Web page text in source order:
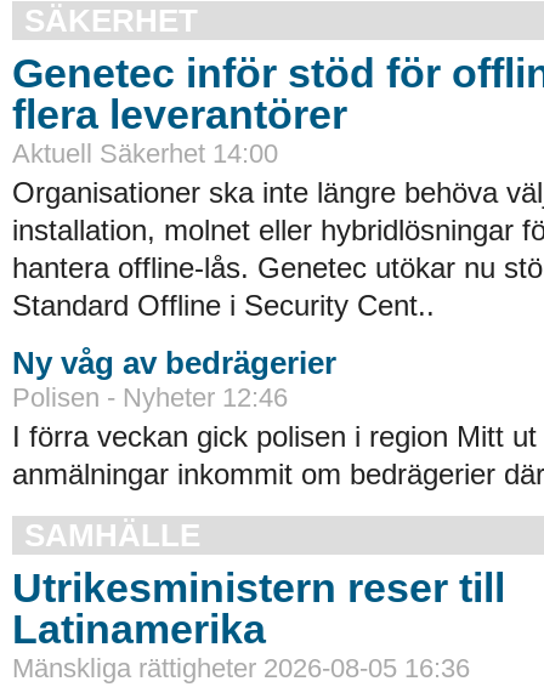
SÄKERHET
Genetec inför stöd för
flera leverantörer
Aktuell Säkerhet 14:00
Organisationer ska inte längre behöva
installation, molnet eller hybridlösningar
hantera offline-lås. Genetec utökar nu
Standard Offline i Security Cent..
Ny våg av bedrägerier
Polisen - Nyheter 12:46
I förra veckan gick polisen i region Mitt
anmälningar inkommit om bedrägerier
SAMHÄLLE
Utrikesministern reser till
Latinamerika
Mänskliga rättigheter 2026-08-05 16:36